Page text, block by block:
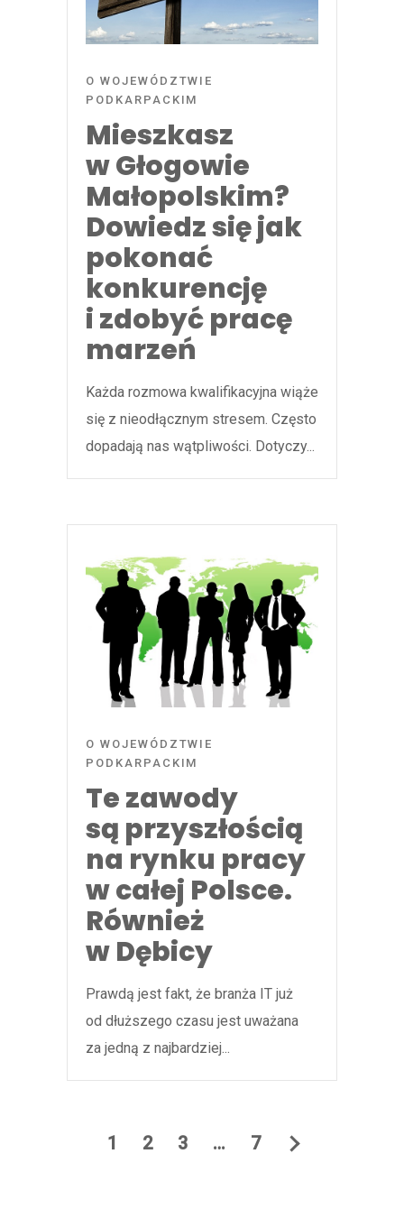
O WOJEWÓDZTWIE
PODKARPACKIM
Mieszkasz
w Głogowie
Małopolskim?
Dowiedz się jak
pokonać
konkurencję
i zdobyć pracę
marzeń
Każda rozmowa kwalifikacyjna wiąże
się z nieodłącznym stresem. Często
dopadają nas wątpliwości. Dotyczy...
O WOJEWÓDZTWIE
PODKARPACKIM
Te zawody
są przyszłością
na rynku pracy
w całej Polsce.
Również
w Dębicy
Prawdą jest fakt, że branża IT już
od dłuższego czasu jest uważana
za jedną z najbardziej...
1 2 3 … 7